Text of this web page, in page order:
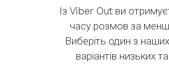
Із Viber Out ви
часу розмов за
Виберіть один з
варіантів низьких